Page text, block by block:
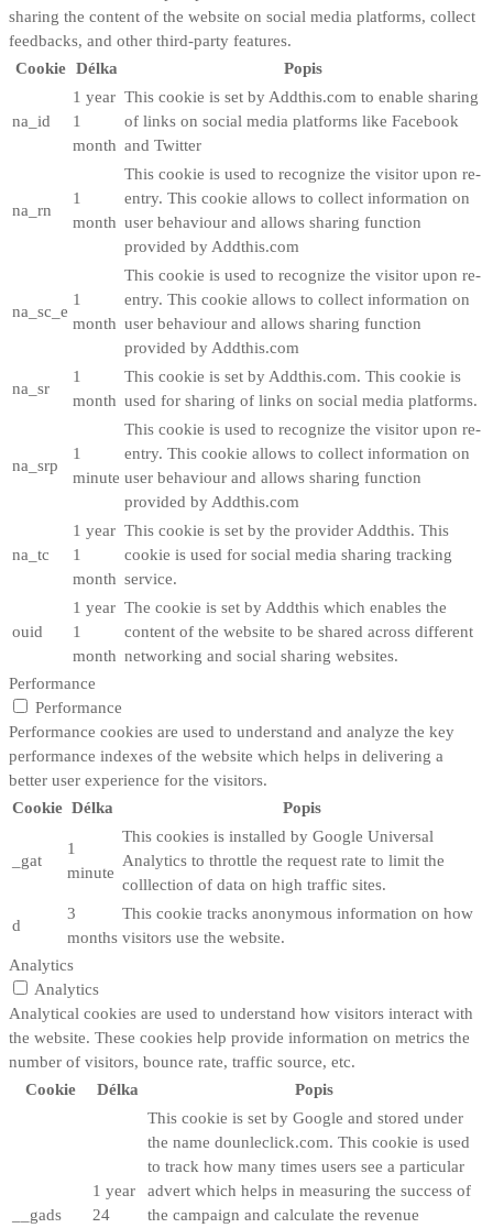
sharing the content of the website on social media platforms, collect
feedbacks, and other third-party features.
Cookie Délka Popis
na_id
1 year
1
month
This cookie is set by Addthis.com to enable sharing
of links on social media platforms like Facebook
and Twitter
na_rn
1
month
This cookie is used to recognize the visitor upon re-
entry. This cookie allows to collect information on
user behaviour and allows sharing function
provided by Addthis.com
na_sc_e
1
month
This cookie is used to recognize the visitor upon re-
entry. This cookie allows to collect information on
user behaviour and allows sharing function
provided by Addthis.com
na_sr
1
month
This cookie is set by Addthis.com. This cookie is
used for sharing of links on social media platforms.
na_srp
1
minute
This cookie is used to recognize the visitor upon re-
entry. This cookie allows to collect information on
user behaviour and allows sharing function
provided by Addthis.com
na_tc
1 year
1
month
This cookie is set by the provider Addthis. This
cookie is used for social media sharing tracking
service.
ouid
1 year
1
month
The cookie is set by Addthis which enables the
content of the website to be shared across different
networking and social sharing websites.
Performance
Performance
Performance cookies are used to understand and analyze the key
performance indexes of the website which helps in delivering a
better user experience for the visitors.
Cookie Délka Popis
_gat
1
minute
This cookies is installed by Google Universal
Analytics to throttle the request rate to limit the
colllection of data on high traffic sites.
d
3
months
This cookie tracks anonymous information on how
visitors use the website.
Analytics
Analytics
Analytical cookies are used to understand how visitors interact with
the website. These cookies help provide information on metrics the
number of visitors, bounce rate, traffic source, etc.
Cookie
Délka Popis
__gads
1 year
24
This cookie is set by Google and stored under
the name dounleclick.com. This cookie is used
to track how many times users see a particular
advert which helps in measuring the success of
the campaign and calculate the revenue